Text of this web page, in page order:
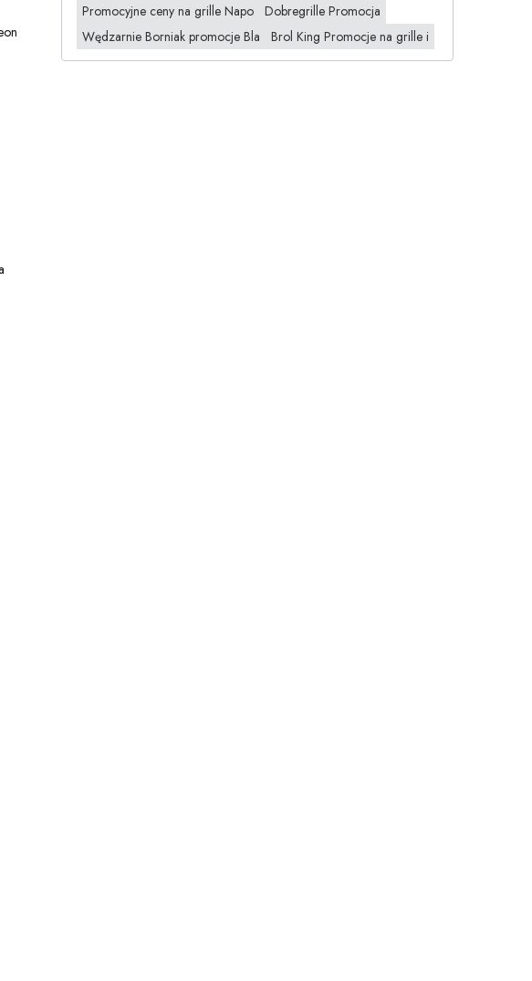
Promocyjne ceny na grille Napo Dobregrille Promocja
Wędzarnie Borniak promocje Bla
Brol King Promocje na grille i